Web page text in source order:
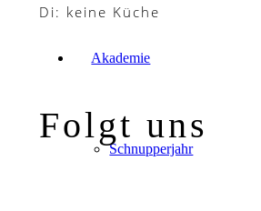
Akademie
Schnupperjahr
Di: keine Küche
Folgt uns